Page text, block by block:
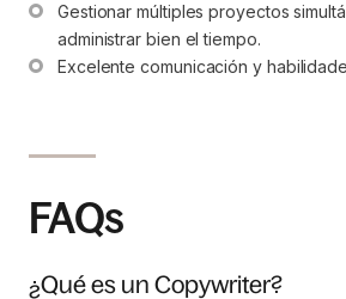
Gestionar múltiples proyectos
administrar bien el tiempo.
Excelente comunicación y
FAQs
¿Qué es un Copywriter?